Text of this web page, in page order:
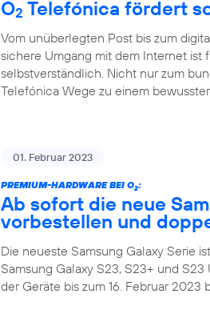
O2 Telefónica fördert
Vom unüberlegten Post bis zum
sichere Umgang mit dem Internet
selbstverständlich. Nicht nur zum
Telefónica Wege zu einem
01. Februar 2023
PREMIUM-HARDWARE BEI O2:
Ab sofort die neue
vorbestellen und
Die neueste Samsung Galaxy Serie
Samsung Galaxy S23, S23+ und S23
der Geräte bis zum 16. Februar 2023